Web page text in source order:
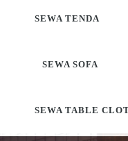
SEWA TENDA
SEWA SOFA
SEWA TABLE